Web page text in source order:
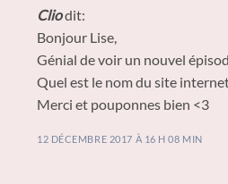
Cliodit:
Bonjour Lise,
Génial de voir un nouvel
Quel est le nom du site
Merci et pouponnes bien <3
12 DÉCEMBRE 2017 À 16 H 08 MIN